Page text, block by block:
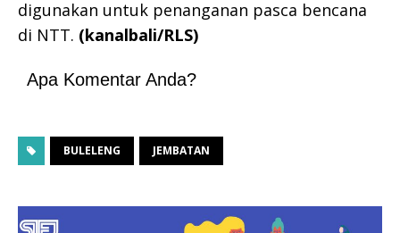
digunakan untuk penanganan pasca bencana
di NTT. (kanalbali/RLS)
Apa Komentar Anda?
BULELENG JEMBATAN